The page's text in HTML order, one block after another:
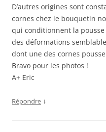
D’autres origines sont
cornes chez le bouquetin
qui conditionnent la
des déformations
dont une des cornes
Bravo pour les photos !
A+ Eric
Répondre ↓